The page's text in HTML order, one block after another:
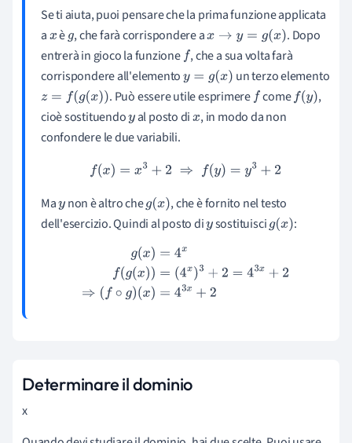
Se ti aiuta, puoi pensare che la prima funzione applicata
ax èg, che farà corrispondere ax→y=g(x )
. Dopo
entrerà in gioco la funzionef , che a sua volta farà
corrispondere all'elementoy=g( x)
un terzo elemento
z=f(g (x)) . Può essere utile esprimeref comef(y) ,
cioè sostituendoy al posto dix, in modo da non
confondere le due variabili.
f(x )=x 3+ 2⇒f y)=y3+ 2
Maynon è altro cheg(x) , che è fornito nel testo
dell'esercizio. Quindi al posto diysostituiscig(x) :
x))=(4x )3+2
Determinare il dominio
x